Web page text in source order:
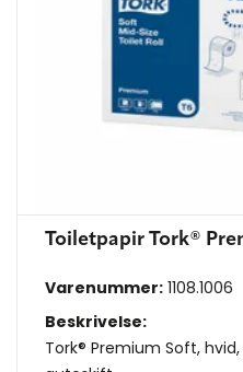
Toiletpapir Tork®
Varenummer: 1108.1006
Beskrivelse:
Tork® Premium Soft,